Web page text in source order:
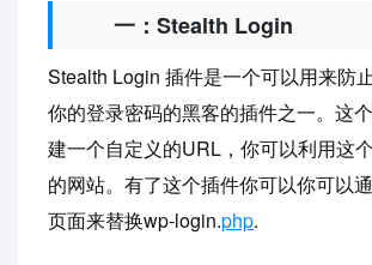
一：Stealth Login
Stealth Login 插件是一个可以用来防
你的登录密码的黑客的插件之一。这
建一个自定义的URL，你可以利用这
的网站。有了这个插件你可以你可以
页面来替换wp-login.php.